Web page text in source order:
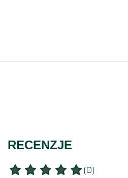
RECENZJE
(0)